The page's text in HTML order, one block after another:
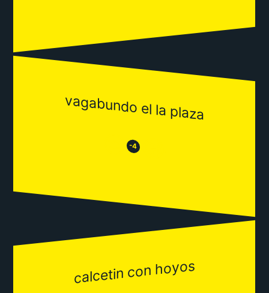
vagabundo el la plaza
😒 -4 😂
calcetin con hoyos